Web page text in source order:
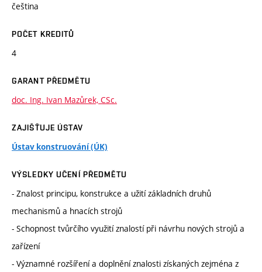
čeština
POČET KREDITŮ
4
GARANT PŘEDMĚTU
doc. Ing. Ivan Mazůrek, CSc.
ZAJIŠŤUJE ÚSTAV
Ústav konstruování (ÚK)
VÝSLEDKY UČENÍ PŘEDMĚTU
- Znalost principu, konstrukce a užití základních druhů
mechanismů a hnacích strojů
- Schopnost tvůrčího využití znalostí při návrhu nových strojů a
zařízení
- Významné rozšíření a doplnění znalosti získaných zejména z